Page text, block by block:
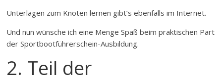
Unterlagen zum Knoten lernen gibt’s ebenfalls im Internet.
Und nun wünsche ich eine Menge Spaß beim praktischen Part
der Sportbootführerschein-Ausbildung.
2. Teil der